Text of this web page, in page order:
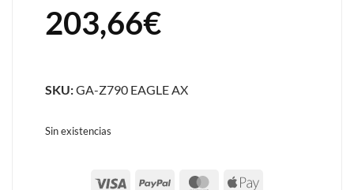
203,66€
SKU:GA-Z790 EAGLE AX
Sin existencias
Visa PayPal MasterCard
Apple